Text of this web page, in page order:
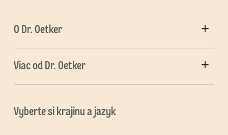
O Dr. Oetker
Viac od Dr. Oetker
Vyberte si krajinu a jazyk